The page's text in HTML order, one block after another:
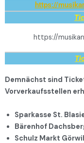
https://
https://
Demnächst sind
Vorverkaufsstellen
Sparkasse St.
Bärenhof
Schulz Markt